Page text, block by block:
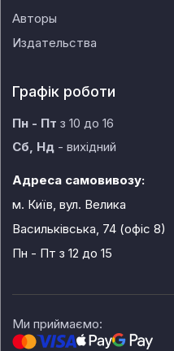
Авторы
Издательства
Графік роботи
Пн - Пт з 10 до 16
Сб, Нд - вихідний
Адреса самовивозу:
м. Київ, вул. Велика
Васильківська, 74 (офіс 8)
Пн - Пт з 12 до 15
Ми приймаємо: